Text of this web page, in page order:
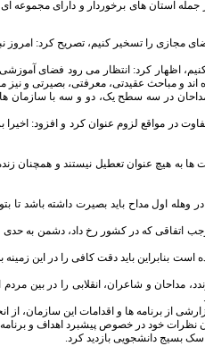
استان های برخوردار و دارای
مجازی را تسخیر کنیم، تصریح کرد: امروز
اظهار کرد: انتظار می رود فضای
و مباحث عقیدتی، معرفتی، بصیرتی و
در سه سطح یک، دو و سه با سازمان
در مواقع لزوم عنوان کرد و افزود:
ها به هیچ عنوان تعطیل نیستند و همچنان
مداح باید بصیرت داشته باشد تا
اتفاقی که در کشور رخ داد، دشمن به
بنابراین باید دقت کافی را در این
مداحان و شاعران، انقلابی را در بین
از برنامه ها و اقدامات این سازمان، از
خود در خصوص پیشبرد اهداف و برنامه
بسیج دانشجویی بازدید کرد.